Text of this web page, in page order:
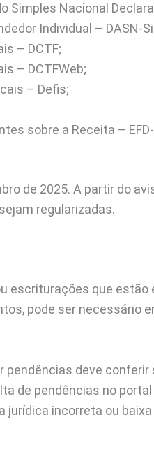
Simples Nacional
Individual – DASN-
– DCTF;
– DCTFWeb;
– Defis;
sobre a Receita –
de 2025. A partir do
regularizadas.
escriturações que estão
pode ser necessário
pendências deve conferir
de pendências no portal
jurídica incorreta ou